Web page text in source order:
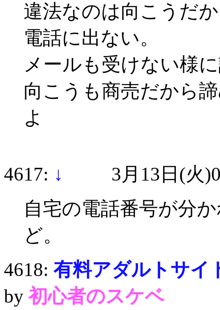
違法なのは向こうだ
電話に出ない。
メールも受けない様
向こうも商売だから
よ
4617: ↓
3月13日(火
自宅の電話番号が分
ど。
4618: 有料アダルトサイ
by初心者のスケベ